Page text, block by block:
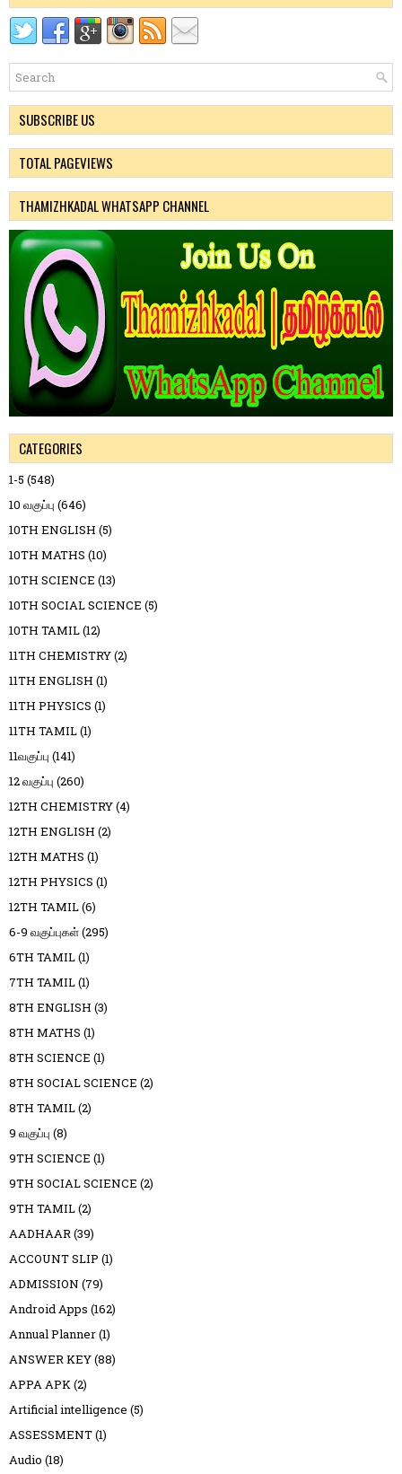
SUBSCRIBE US
TOTAL PAGEVIEWS
THAMIZHKADAL WHATSAPP CHANNEL
CATEGORIES
1-5 (548)
10 வகுப்பு (646)
10TH ENGLISH (5)
10TH MATHS (10)
10TH SCIENCE (13)
10TH SOCIAL SCIENCE (5)
10TH TAMIL(12)
11TH CHEMISTRY(2)
11TH ENGLISH (1)
11TH PHYSICS (1)
11TH TAMIL(1)
11வகுப்பு (141)
12 வகுப்பு (260)
12TH CHEMISTRY(4)
12TH ENGLISH (2)
12TH MATHS (1)
12TH PHYSICS (1)
12TH TAMIL(6)
6-9 வகுப்புகள்(295)
6TH TAMIL(1)
7TH TAMIL(1)
8TH ENGLISH (3)
8TH MATHS (1)
8TH SCIENCE (1)
8TH SOCIAL SCIENCE (2)
8TH TAMIL(2)
9 வகுப்பு (8)
9TH SCIENCE (1)
9TH SOCIAL SCIENCE (2)
9TH TAMIL(2)
AADHAAR(39)
ACCOUNT SLIP (1)
ADMISSION (79)
Android Apps (162)
Annual Planner(1)
ANSWER KEY(88)
APPA APK(2)
Artificial intelligence (5)
ASSESSMENT(1)
Audio (18)